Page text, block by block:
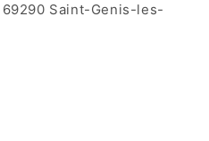
Saint-Genis-les-